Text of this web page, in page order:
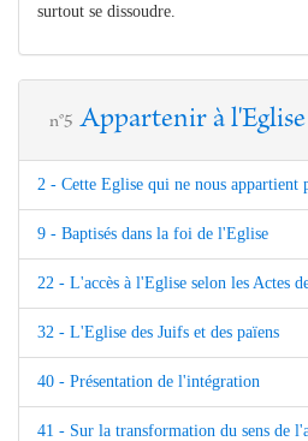
surtout se dissoudre.
n°5 Appartenir à l'Eglise
2 - Cette Eglise qui ne nous appartient
9 - Baptisés dans la foi de l'Eglise
22 - L'accès à l'Eglise selon les Actes
32 - L'Eglise des Juifs et des païens
40 - Présentation de l'intégration
41 - Sur la transformation du sens de